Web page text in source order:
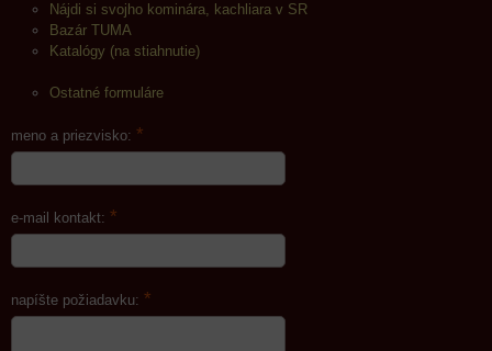
Nájdi si svojho kominára, kachliara v SR
Bazár TUMA
Katalógy (na stiahnutie)
Ostatné formuláre
meno a priezvisko: *
e-mail kontakt: *
napíšte požiadavku: *